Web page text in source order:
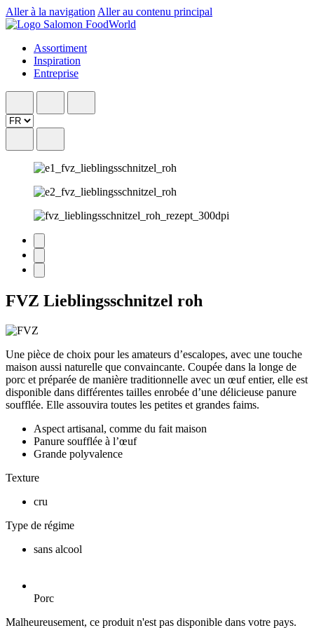
Aller à la navigation Aller au contenu principal
Assortiment
Inspiration
Entreprise
FVZ Lieblingsschnitzel roh
Une pièce de choix pour les amateurs d’escalopes, avec une touche
maison aussi naturelle que convaincante. Coupée dans la longe de
porc et préparée de manière traditionnelle avec un œuf entier, elle est
disponible dans différentes tailles enrobée d’une délicieuse panure
soufflée. Elle assouvira toutes les petites et grandes faims.
Aspect artisanal, comme du fait maison
Panure soufflée à l’œuf
Grande polyvalence
Texture
cru
Type de régime
sans alcool
Porc
Malheureusement, ce produit n'est pas disponible dans votre pays.